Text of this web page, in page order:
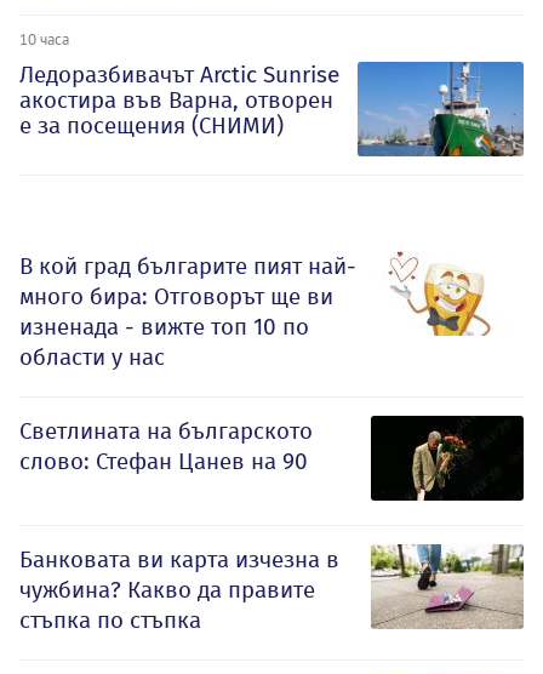
10 часа
Ледоразбивачът Arctic Sunrise
акостира във Варна, отворен
е за посещения (СНИМИ)
В кой град българите пият най-
много бира: Отговорът ще ви
изненада - вижте топ 10 по
области у нас
Светлината на българското
слово: Стефан Цанев на 90
Банковата ви карта изчезна в
чужбина? Какво да правите
стъпка по стъпка